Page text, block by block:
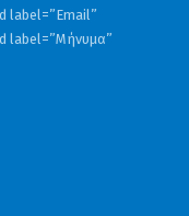
label=”Email”
label=”Μήνυμα”